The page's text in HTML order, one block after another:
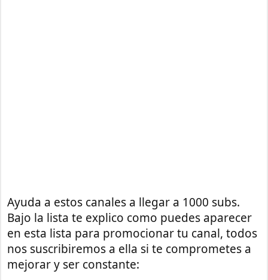
Ayuda a estos canales a llegar a 1000 subs.
Bajo la lista te explico como puedes aparecer
en esta lista para promocionar tu canal, todos
nos suscribiremos a ella si te comprometes a
mejorar y ser constante: